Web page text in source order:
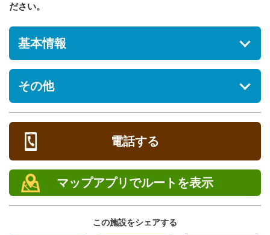
ださい。
基本情報
沖縄県名護市城1-22-2 1F
駐車場
[あり] 無料 1台
営業時間
11:00～18:30
定休日
日曜日、祝日
その他
おみやげ物
各種コーヒー豆 390円～510円
ドリップバッグコーヒー 100円/1P
ギフトセット 750円～2,300円
電話する
マップアプリでルートを表示
この施設をシェアする